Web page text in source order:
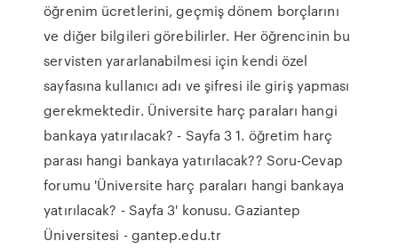
öğrenim ücretlerini, geçmiş dönem borçlarını
ve diğer bilgileri görebilirler. Her öğrencinin bu
servisten yararlanabilmesi için kendi özel
sayfasına kullanıcı adı ve şifresi ile giriş yapması
gerekmektedir. Üniversite harç paraları hangi
bankaya yatırılacak? - Sayfa 3 1. öğretim harç
parası hangi bankaya yatırılacak?? Soru-Cevap
forumu 'Üniversite harç paraları hangi bankaya
yatırılacak? - Sayfa 3' konusu. Gaziantep
Üniversitesi - gantep.edu.tr